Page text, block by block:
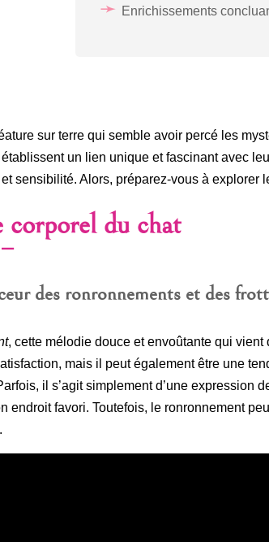
Enrichissements
sur terre qui semble avoir percé les
un lien unique et fascinant avec
sensibilité. Alors, préparez-vous à explorer
corporel du chat
des ronronnements et des
, cette mélodie douce et envoûtante qui
mais il peut également être une
il s’agit simplement d’une expression
endroit favori. Toutefois, le ronronnement